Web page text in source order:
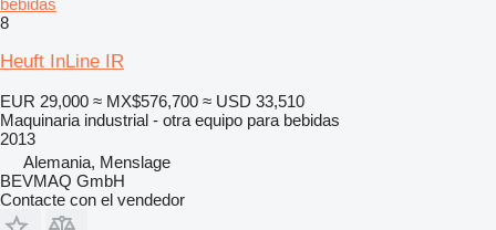
bebidas
8
Heuft InLine IR
EUR 29,000 ≈ MX$576,700 ≈ USD 33,510
Maquinaria industrial - otra equipo para bebidas
2013
Alemania, Menslage
BEVMAQ GmbH
Contacte con el vendedor